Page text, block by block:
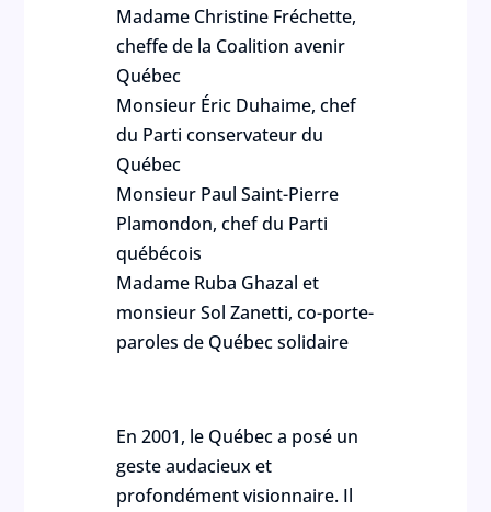
Madame Christine Fréchette,
cheffe de la Coalition avenir
Québec
Monsieur Éric Duhaime, chef
du Parti conservateur du
Québec
Monsieur Paul Saint-Pierre
Plamondon, chef du Parti
québécois
Madame Ruba Ghazal et
monsieur Sol Zanetti, co-porte-
paroles de Québec solidaire
En 2001, le Québec a posé un
geste audacieux et
profondément visionnaire. Il